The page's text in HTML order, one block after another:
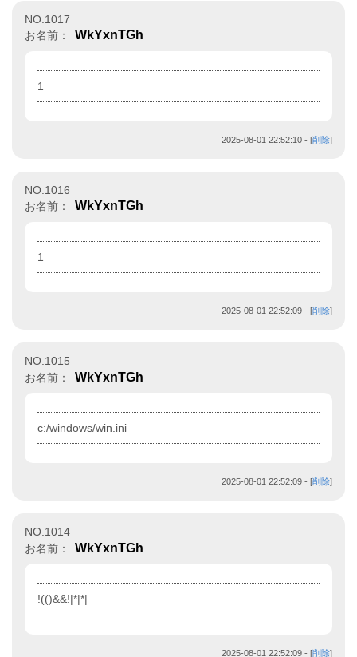
NO.1017
お名前：
WkYxnTGh
1
2025-08-01 22:52:10 - [削除]
NO.1016
お名前：
WkYxnTGh
1
2025-08-01 22:52:09 - [削除]
NO.1015
お名前：
WkYxnTGh
c:/windows/win.ini
2025-08-01 22:52:09 - [削除]
NO.1014
お名前：
WkYxnTGh
!(()&&!|*|*|
2025-08-01 22:52:09 - [削除]